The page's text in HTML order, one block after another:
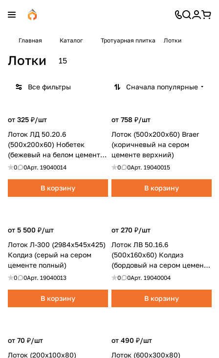
Главная Каталог Тротуарная плитка Лотки
Лотки 15
Все фильтры Сначала популярные
от 325 ₽/шт
Лоток ЛД 50.20.6
(500x200x60) Нобетек
(бежевый на белом цементе
полный)
0 0Арт. 19040014
В корзину
от 758 ₽/шт
Лоток (500x200x60) Braer
(коричневый на сером
цементе верхний)
0 0Арт. 19040015
В корзину
от 5 500 ₽/шт
Лоток Л-300 (2984x545x425)
Колдиз (серый на сером
цементе полный)
0 0Арт. 19040013
В корзину
от 270 ₽/шт
Лоток ЛВ 50.16.6
(500x160x60) Колдиз
(бордовый на сером цементе
полный)
0 0Арт. 19040004
В корзину
от 70 ₽/шт
Лоток (200x100x80)
от 490 ₽/шт
Лоток (600x300x80)